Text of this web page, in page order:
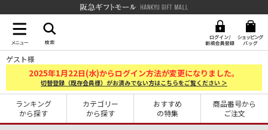
ゲスト様
2025年1月22日(水)からログイン方法が変更になりました。
切替登録（既存会員様）がお済みでない方はこちらをご覧ください ＞
ランキング
から探す
カテゴリー
から探す
おすすめ
の特集
商品番号から
ご注文